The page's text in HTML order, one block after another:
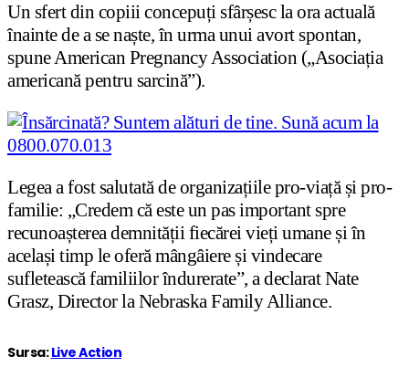
Un sfert din copiii concepuți sfârșesc la ora actuală
înainte de a se naște, în urma unui avort spontan,
spune American Pregnancy Association („Asociația
americană pentru sarcină”).
Legea a fost salutată de organizațiile pro-viață și pro-
familie: „Credem că este un pas important spre
recunoașterea demnității fiecărei vieți umane și în
același timp le oferă mângâiere și vindecare
sufletească familiilor îndurerate”, a declarat Nate
Grasz, Director la Nebraska Family Alliance.
Sursa:Live Action